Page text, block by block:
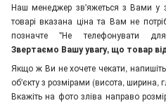
Наш менеджер зв'яжеться з Вами у
товарі вказана ціна та Вам не
позначте "Не телефонувати
Звертаємо Вашу увагу, що товар
Якщо ж Ви не хочете чекати,
об'єкту з розмірами (висота, ширина,
Вкажіть на фото зліва направо